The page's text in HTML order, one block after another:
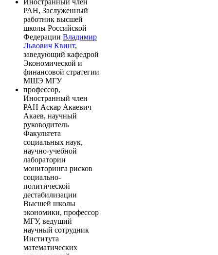
РАН, Заслуженный
работник высшей
школы Российской
Федерации Владимир
Львович Квинт,
заведующий кафедрой
Экономической и
финансовой стратегии
МШЭ МГУ
профессор,
Иностранный член
РАН Аскар Акаевич
Акаев, научный
руководитель
Факультета
социальных наук,
научно-учебной
лаборатории
мониторинга рисков
социально-
политической
дестабилизации
Высшей школы
экономики, профессор
МГУ, ведущий
научный сотрудник
Института
математических